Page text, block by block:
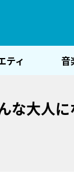
ティ 音
な大人